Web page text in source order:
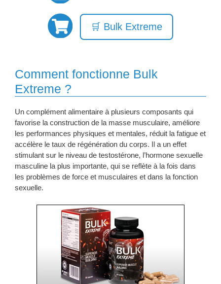
🛒 Bulk Extreme
Comment fonctionne Bulk
Extreme ?
Un complément alimentaire à plusieurs composants qui
favorise la construction de la masse musculaire, améliore
les performances physiques et mentales, réduit la fatigue et
accélère le taux de régénération du corps. Il a un effet
stimulant sur le niveau de testostérone, l’hormone sexuelle
masculine la plus importante, qui se reflète à la fois dans
les problèmes de force et musculaires et dans la fonction
sexuelle.